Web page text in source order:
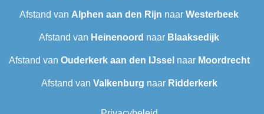
Afstand van Alphen aan den Rijn naar Westerbeek
Afstand van Heinenoord naar Blaaksedijk
Afstand van Ouderkerk aan den IJssel naar Moordrecht
Afstand van Valkenburg naar Ridderkerk